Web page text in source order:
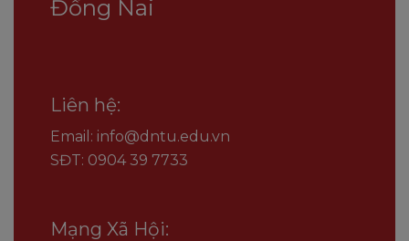
Đồng Nai
Liên hệ:
Email: info@dntu.edu.vn
SĐT: 0904 39 7733
Mạng Xã Hội: